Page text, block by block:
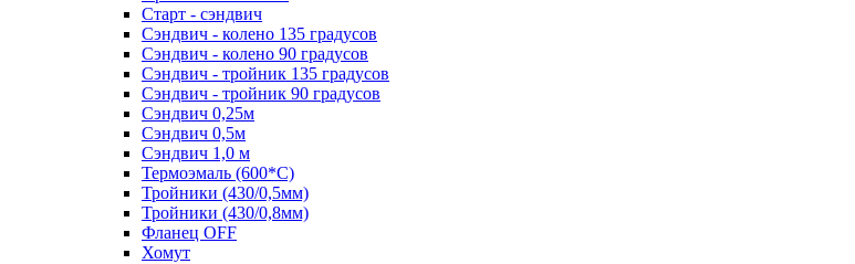
Старт - сэндвич
Сэндвич - колено 135 градусов
Сэндвич - колено 90 градусов
Сэндвич - тройник 135 градусов
Сэндвич - тройник 90 градусов
Сэндвич 0,25м
Сэндвич 0,5м
Сэндвич 1,0 м
Термоэмаль (600*С)
Тройники (430/0,5мм)
Тройники (430/0,8мм)
Фланец OFF
Хомут